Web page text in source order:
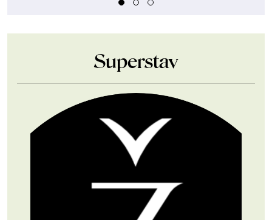
Superstav